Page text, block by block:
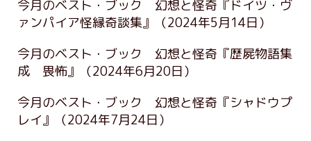
今月のベスト・ブック 幻想と怪奇『ドイツ・ヴ
ァンパイア怪縁奇談集』
（2024年5月14日）
今月のベスト・ブック 幻想と怪奇『歴屍物語集
成 畏怖』
（2024年6月20日）
今月のベスト・ブック 幻想と怪奇『シャドウプ
レイ』
（2024年7月24日）